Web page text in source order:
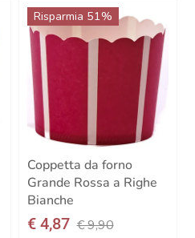
Risparmia 51%
Coppetta da forno
Grande Rossa a Righe
Bianche
€ 4,87 € 9,90